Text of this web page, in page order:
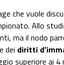
che vuole
Allo
ma il nodo
dei diritti
superiore ai 4